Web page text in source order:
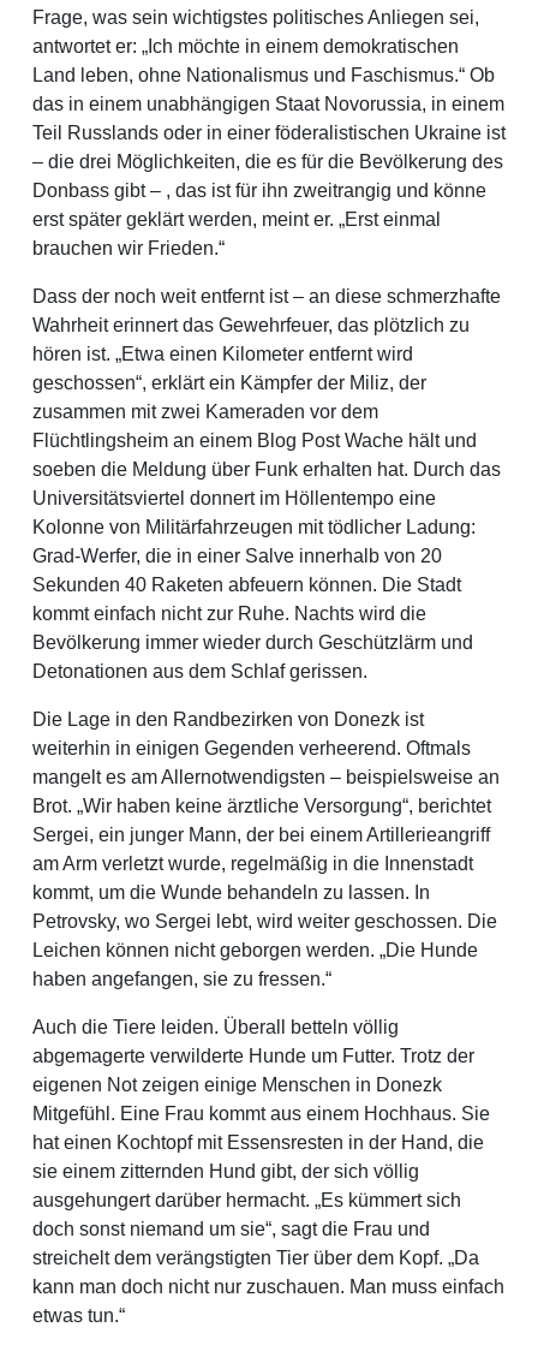
Frage, was sein wichtigstes politisches Anliegen sei,
antwortet er: „Ich möchte in einem demokratischen
Land leben, ohne Nationalismus und Faschismus.“ Ob
das in einem unabhängigen Staat Novorussia, in einem
Teil Russlands oder in einer föderalistischen Ukraine ist
– die drei Möglichkeiten, die es für die Bevölkerung des
Donbass gibt – , das ist für ihn zweitrangig und könne
erst später geklärt werden, meint er. „Erst einmal
brauchen wir Frieden.“
Dass der noch weit entfernt ist – an diese schmerzhafte
Wahrheit erinnert das Gewehrfeuer, das plötzlich zu
hören ist. „Etwa einen Kilometer entfernt wird
geschossen“, erklärt ein Kämpfer der Miliz, der
zusammen mit zwei Kameraden vor dem
Flüchtlingsheim an einem Blog Post Wache hält und
soeben die Meldung über Funk erhalten hat. Durch das
Universitätsviertel donnert im Höllentempo eine
Kolonne von Militärfahrzeugen mit tödlicher Ladung:
Grad-Werfer, die in einer Salve innerhalb von 20
Sekunden 40 Raketen abfeuern können. Die Stadt
kommt einfach nicht zur Ruhe. Nachts wird die
Bevölkerung immer wieder durch Geschützlärm und
Detonationen aus dem Schlaf gerissen.
Die Lage in den Randbezirken von Donezk ist
weiterhin in einigen Gegenden verheerend. Oftmals
mangelt es am Allernotwendigsten – beispielsweise an
Brot. „Wir haben keine ärztliche Versorgung“, berichtet
Sergei, ein junger Mann, der bei einem Artillerieangriff
am Arm verletzt wurde, regelmäßig in die Innenstadt
kommt, um die Wunde behandeln zu lassen. In
Petrovsky, wo Sergei lebt, wird weiter geschossen. Die
Leichen können nicht geborgen werden. „Die Hunde
haben angefangen, sie zu fressen.“
Auch die Tiere leiden. Überall betteln völlig
abgemagerte verwilderte Hunde um Futter. Trotz der
eigenen Not zeigen einige Menschen in Donezk
Mitgefühl. Eine Frau kommt aus einem Hochhaus. Sie
hat einen Kochtopf mit Essensresten in der Hand, die
sie einem zitternden Hund gibt, der sich völlig
ausgehungert darüber hermacht. „Es kümmert sich
doch sonst niemand um sie“, sagt die Frau und
streichelt dem verängstigten Tier über dem Kopf. „Da
kann man doch nicht nur zuschauen. Man muss einfach
etwas tun.“